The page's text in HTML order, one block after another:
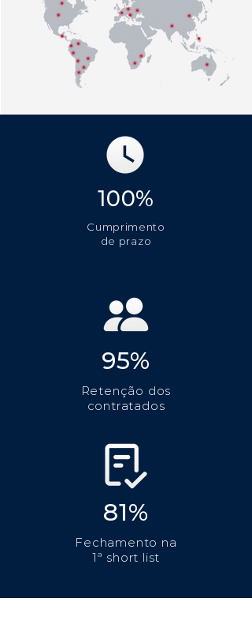
100%
Cumprimento
de prazo
95%
Retenção dos
contratados
81%
Fechamento na
1ª short list